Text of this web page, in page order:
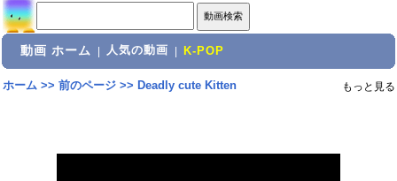
動画 ホーム 人気の動画 K-POP
ホーム>> 前のページ>> Deadly cute Kitten もっと見る